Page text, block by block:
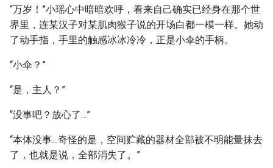
“万岁！”小瑶心中暗暗欢呼，看来自己确实已经身在那个世
界里，连某汉子对某肌肉猴子说的开场白都一模一样。她动
了动手指，手里的触感冰冰冷冷，正是小伞的手柄。
“小伞？”
“是，主人？”
“没事吧？放心了…”
“本体没事…奇怪的是，空间贮藏的器材全部被不明能量抹去
了，也就是说，全部消失了。”